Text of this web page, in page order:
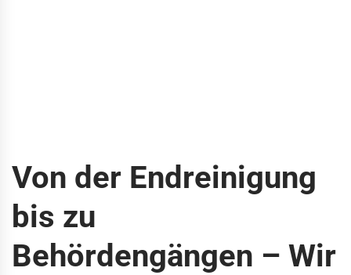
Von der Endreinigung
bis zu
Behördengängen – Wir